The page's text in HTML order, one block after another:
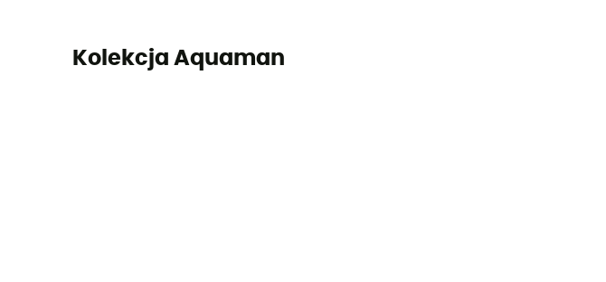
Kolekcja Aquaman